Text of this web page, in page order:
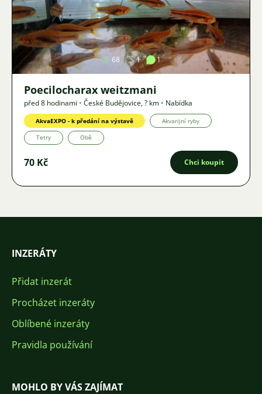
Obrázek
68 1 1
Poecilocharax weitzmani
před 8 hodinami • České Budějovice,? km • Nabídka
AkvaEXPO - k předání na výstavě Akvarijní ryby
Tetry Obě
70 Kč Chci koupit
INZERÁTY
Přidat inzerát
Procházet inzeráty
Oblíbené inzeráty
Pravidla používání
MOHLO BY VÁS ZAJÍMAT